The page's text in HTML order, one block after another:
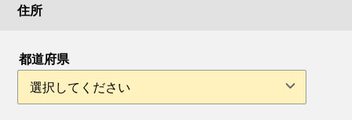
住所
都道府県